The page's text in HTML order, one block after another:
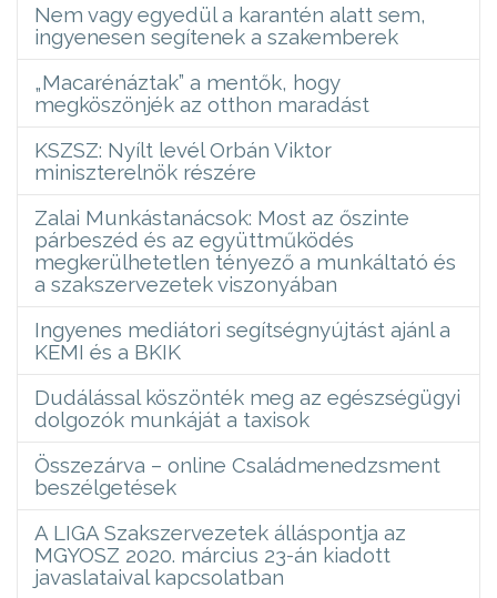
Nem vagy egyedül a karantén alatt sem,
ingyenesen segítenek a szakemberek
„Macarénáztak” a mentők, hogy
megköszönjék az otthon maradást
KSZSZ: Nyílt levél Orbán Viktor
miniszterelnök részére
Zalai Munkástanácsok: Most az őszinte
párbeszéd és az együttműködés
megkerülhetetlen tényező a munkáltató és
a szakszervezetek viszonyában
Ingyenes mediátori segítségnyújtást ajánl a
KEMI és a BKIK
Dudálással köszönték meg az egészségügyi
dolgozók munkáját a taxisok
Összezárva – online Családmenedzsment
beszélgetések
A LIGA Szakszervezetek álláspontja az
MGYOSZ 2020. március 23-án kiadott
javaslataival kapcsolatban